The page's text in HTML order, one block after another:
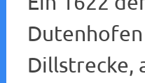
Dillstrecke,